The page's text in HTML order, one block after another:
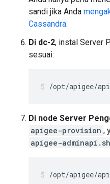
sandi jika Anda
Cassandra.
Di dc-2, instal Server
sesuai:
/opt/apigee/
Di node Server
apigee-provision ,
apigee-adminapi.sh
/opt/apigee/